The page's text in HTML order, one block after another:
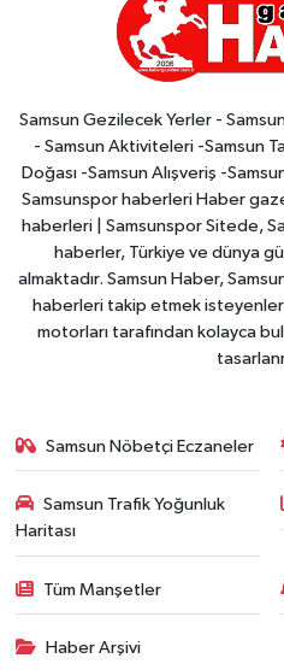
Samsun Gezilecek Yerler -
- Samsun Aktiviteleri -Samsun
Doğası -Samsun Alışveriş -
Samsunspor haberleri Haber
haberleri | Samsunspor Sitede,
haberler, Türkiye ve dünya
almaktadır. Samsun Haber,
haberleri takip etmek isteyenler
motorları tarafından kolayca
Samsun Nöbetçi Eczaneler
Samsun Trafik Yoğunluk
Haritası
Tüm Manşetler
Haber Arşivi